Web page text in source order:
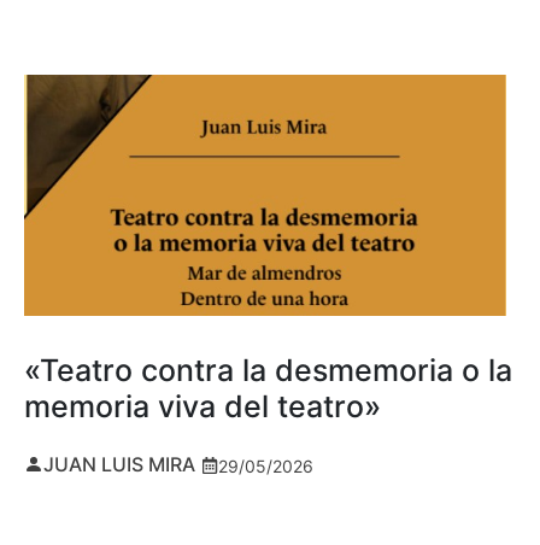
«Teatro contra la desmemoria o la
memoria viva del teatro»
JUAN LUIS MIRA 29/05/2026